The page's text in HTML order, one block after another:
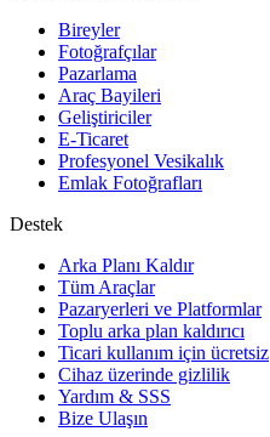
Bireyler
Fotoğrafçılar
Pazarlama
Araç Bayileri
Geliştiriciler
E-Ticaret
Profesyonel Vesikalık
Emlak Fotoğrafları
Destek
Arka Planı Kaldır
Tüm Araçlar
Pazaryerleri ve Platformlar
Toplu arka plan kaldırıcı
Ticari kullanım için ücretsiz
Cihaz üzerinde gizlilik
Yardım & SSS
Bize Ulaşın